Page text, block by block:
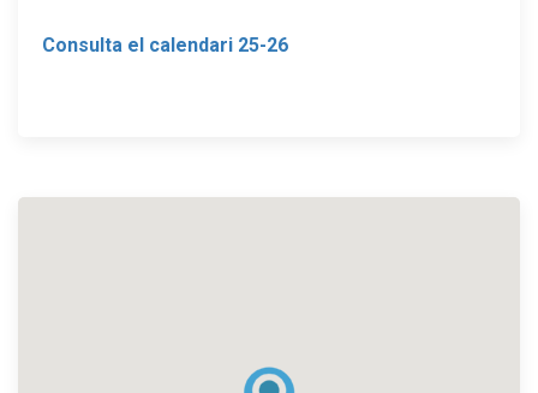
Consulta el calendari 25-26